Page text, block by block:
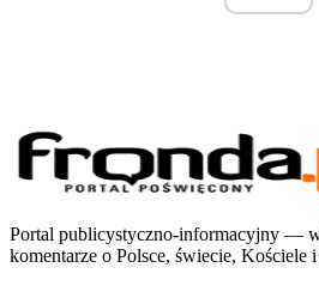
Portal publicystyczno-informacyjny —
komentarze o Polsce, świecie, Kościele